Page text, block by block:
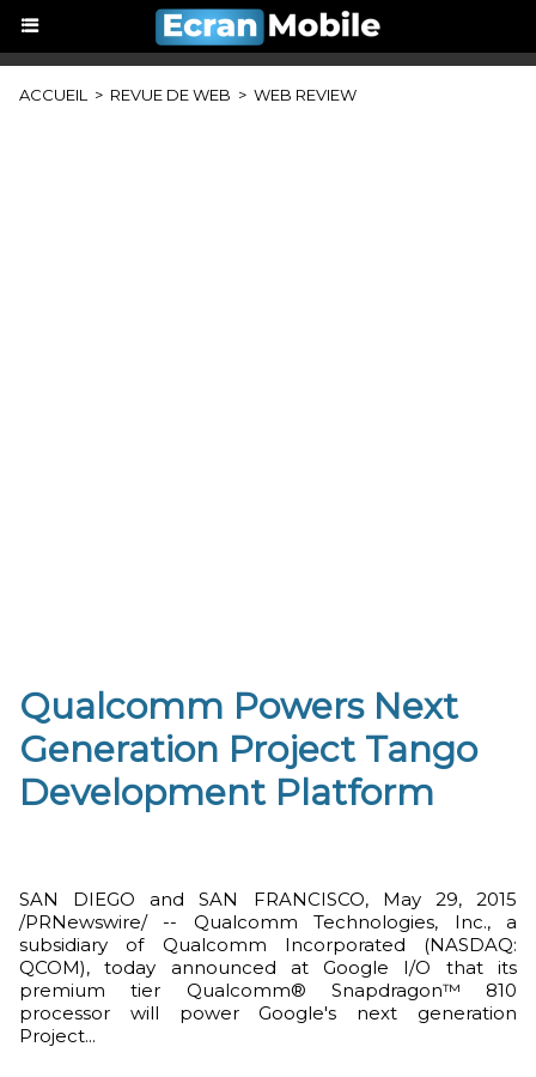
ACCUEIL > REVUE DE WEB > WEB REVIEW
Qualcomm Powers Next
Generation Project Tango
Development Platform
SAN DIEGO and SAN FRANCISCO, May 29, 2015
/PRNewswire/ -- Qualcomm Technologies, Inc., a
subsidiary of Qualcomm Incorporated (NASDAQ:
QCOM), today announced at Google I/O that its
premium tier Qualcomm® Snapdragon™ 810
processor will power Google's next generation
Project...